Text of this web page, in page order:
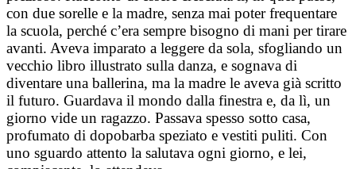
con due sorelle e la madre, senza mai poter frequentare
la scuola, perché c’era sempre bisogno di mani per tirare
avanti. Aveva imparato a leggere da sola, sfogliando un
vecchio libro illustrato sulla danza, e sognava di
diventare una ballerina, ma la madre le aveva già scritto
il futuro. Guardava il mondo dalla finestra e, da lì, un
giorno vide un ragazzo. Passava spesso sotto casa,
profumato di dopobarba speziato e vestiti puliti. Con
uno sguardo attento la salutava ogni giorno, e lei,